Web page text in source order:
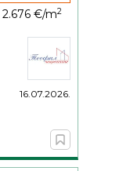
2.676 €/m2
16.07.2026.